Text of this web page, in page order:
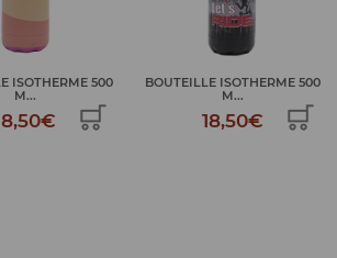
ISOTHERME 500
M...
BOUTEILLE ISOTHERME 500
M...
18,50€